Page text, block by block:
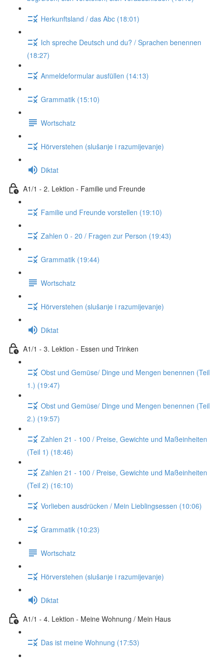
Herkunftsland / das Abc (18:01)
Ich spreche Deutsch und du? / Sprachen benennen
(18:27)
Anmeldeformular ausfüllen (14:13)
Grammatik (15:10)
Wortschatz
Hörverstehen (slušanje i razumijevanje)
Diktat
A1/1 - 2. Lektion - Familie und Freunde
Familie und Freunde vorstellen (19:10)
Zahlen 0 - 20 / Fragen zur Person (19:43)
Grammatik (19:44)
Wortschatz
Hörverstehen (slušanje i razumijevanje)
Diktat
A1/1 - 3. Lektion - Essen und Trinken
Obst und Gemüse/ Dinge und Mengen benennen (Teil
1.) (19:47)
Obst und Gemüse/ Dinge und Mengen benennen (Teil
2.) (19:57)
Zahlen 21 - 100 / Preise, Gewichte und Maßeinheiten
(Teil 1) (18:46)
Zahlen 21 - 100 / Preise, Gewichte und Maßeinheiten
(Teil 2) (16:10)
Vorlieben ausdrücken / Mein Lieblingsessen (10:06)
Grammatik (10:23)
Wortschatz
Hörverstehen (slušanje i razumijevanje)
Diktat
A1/1 - 4. Lektion - Meine Wohnung / Mein Haus
Das ist meine Wohnung (17:53)